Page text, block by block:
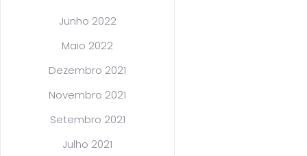
Junho 2022
Maio 2022
Dezembro 2021
Novembro 2021
Setembro 2021
Julho 2021